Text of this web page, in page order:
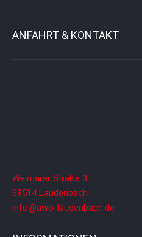
ANFAHRT & KONTAKT
Weimarer Straße 3
69514 Laudenbach
info@awo-laudenbach.de